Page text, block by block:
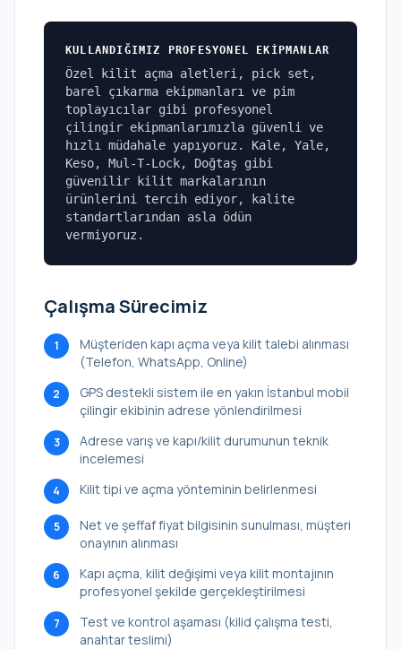
KULLANDIĞIMIZ PROFESYONEL EKIPMANLAR
Özel kilit açma aletleri, pick set,
barel çıkarma ekipmanları ve pim
toplayıcılar gibi profesyonel
çilingir ekipmanlarımızla güvenli ve
hızlı müdahale yapıyoruz. Kale, Yale,
Keso, Mul-T-Lock, Doğtaş gibi
güvenilir kilit markalarının
ürünlerini tercih ediyor, kalite
standartlarından asla ödün
vermiyoruz.
Çalışma Sürecimiz
1
Müşteriden kapı açma veya kilit talebi alınması
(Telefon, WhatsApp, Online)
2
GPS destekli sistem ile en yakın İstanbul mobil
çilingir ekibinin adrese yönlendirilmesi
3
Adrese varış ve kapı/kilit durumunun teknik
incelemesi
4 Kilit tipi ve açma yönteminin belirlenmesi
5
Net ve şeffaf fiyat bilgisinin sunulması, müşteri
onayının alınması
6
Kapı açma, kilit değişimi veya kilit montajının
profesyonel şekilde gerçekleştirilmesi
7
Test ve kontrol aşaması (kilid çalışma testi,
anahtar teslimi)